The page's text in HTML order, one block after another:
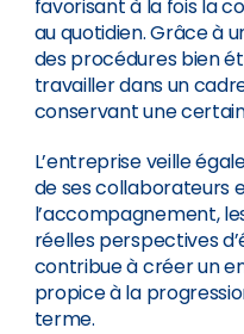
favorisant à la fois la
au quotidien. Grâce à
des procédures bien
travailler dans un
conservant une
L’entreprise veille
de ses collaborateurs
l’accompagnement,
réelles perspectives
contribue à créer un
propice à la
terme.